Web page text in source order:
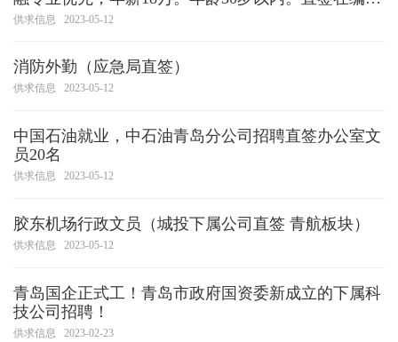
名
供求信息 2023-05-12
消防外勤（应急局直签）
供求信息 2023-05-12
中国石油就业，中石油青岛分公司招聘直签办公室文
员20名
供求信息 2023-05-12
胶东机场行政文员（城投下属公司直签 青航板块）
供求信息 2023-05-12
青岛国企正式工！青岛市政府国资委新成立的下属科
技公司招聘！
供求信息 2023-02-23